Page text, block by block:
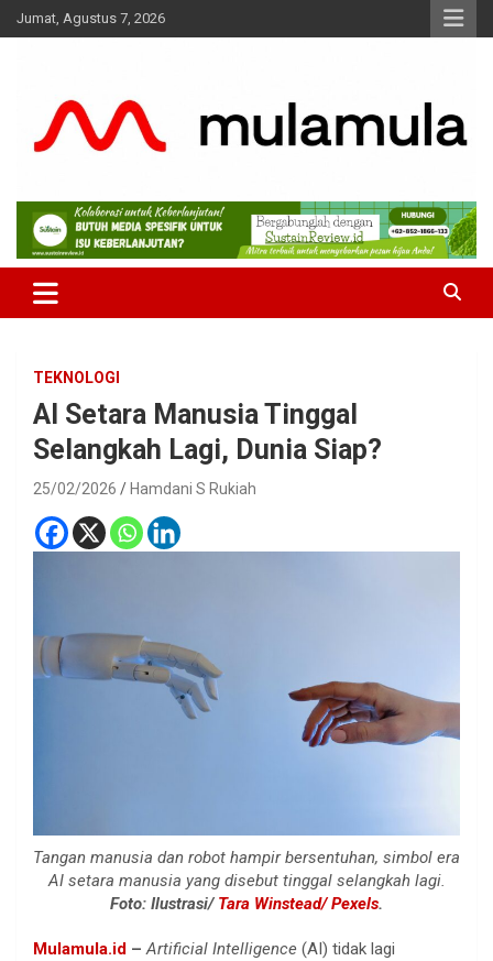
Skip
to
Jumat, Agustus 7, 2026
MulaMula
Medianya para Gen Z
TEKNOLOGI
AI Setara Manusia Tinggal
Selangkah Lagi, Dunia Siap?
25/02/2026 Hamdani S Rukiah
Tangan manusia dan robot hampir bersentuhan, simbol era
AI setara manusia yang disebut tinggal selangkah lagi.
Foto: Ilustrasi/Tara Winstead/ Pexels.
Mulamula.id – Artificial Intelligence (AI) tidak lagi